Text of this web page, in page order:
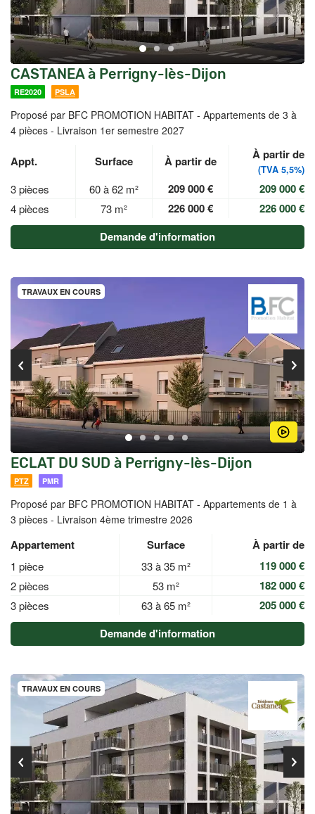
CASTANEA à Perrigny-lès-Dijon
RE2020 PSLA
Proposé par BFC PROMOTION HABITAT - Appartements de 3 à
4 pièces - Livraison 1er semestre 2027
Appt. Surface À partir de À partir de
(TVA 5,5%)
3 pièces 60 à 62 m² 209 000 € 209 000 €
4 pièces 73 m² 226 000 €
226 000 €
Demande d'information
TRAVAUX EN COURS
ECLAT DU SUD à Perrigny-lès-Dijon
PTZ PMR
Proposé par BFC PROMOTION HABITAT - Appartements de 1 à
3 pièces - Livraison 4ème trimestre 2026
Appartement Surface À partir de
1 pièce 33 à 35 m² 119 000 €
2 pièces 53 m² 182 000 €
3 pièces 63 à 65 m²
205 000 €
Demande d'information
TRAVAUX EN COURS